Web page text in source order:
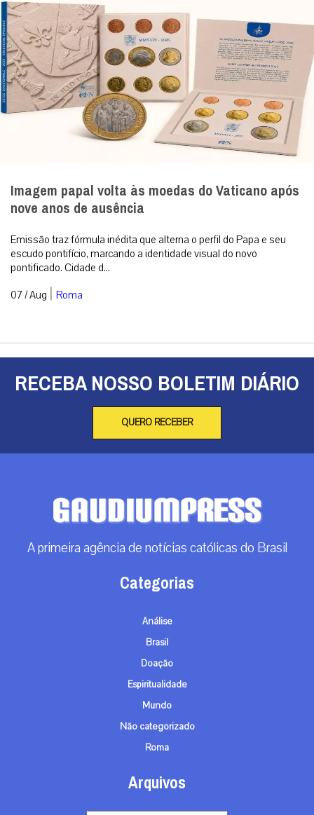
Imagem papal volta às moedas do Vaticano após
nove anos de ausência
Emissão traz fórmula inédita que alterna o perfil do Papa e seu
escudo pontifício, marcando a identidade visual do novo
pontificado. Cidade d...
07 / Aug | Roma
RECEBA NOSSO BOLETIM DIÁRIO
QUERO RECEBER
A primeira agência de notícias católicas do Brasil
Categorias
Análise
Brasil
Doação
Espiritualidade
Mundo
Não categorizado
Roma
Arquivos